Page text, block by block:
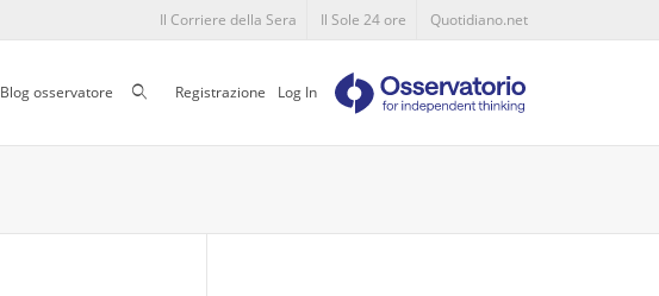
Il Corriere della Sera Il Sole 24 ore Quotidiano.net
Blog osservatore CercaRegistrazione Log In